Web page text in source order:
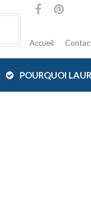
Accueil
POURQUOI